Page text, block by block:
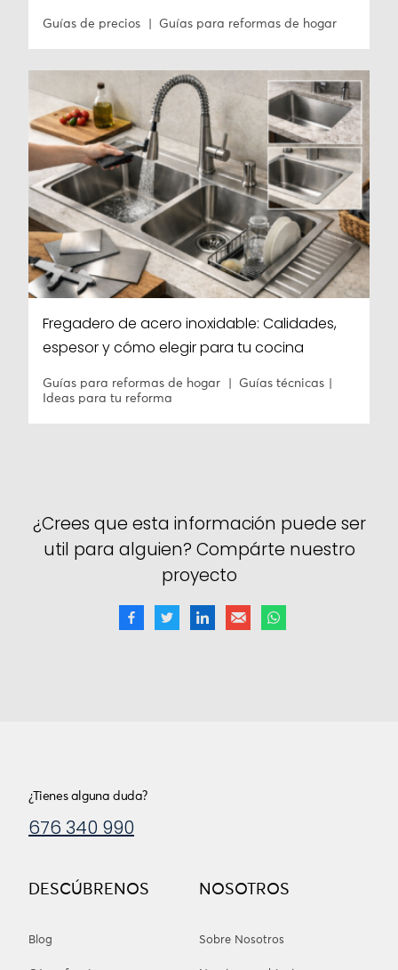
Guías de precios Guías para reformas de hogar
Fregadero de acero inoxidable: Calidades,
espesor y cómo elegir para tu cocina
Guías para reformas de hogar
Guías técnicas
Ideas para tu reforma
¿Crees que esta información puede ser
util para alguien? Compárte nuestro
proyecto
DESCÚBRENOS
Blog
NOSOTROS
Sobre Nosotros
¿Tienes alguna duda?
676 340 990